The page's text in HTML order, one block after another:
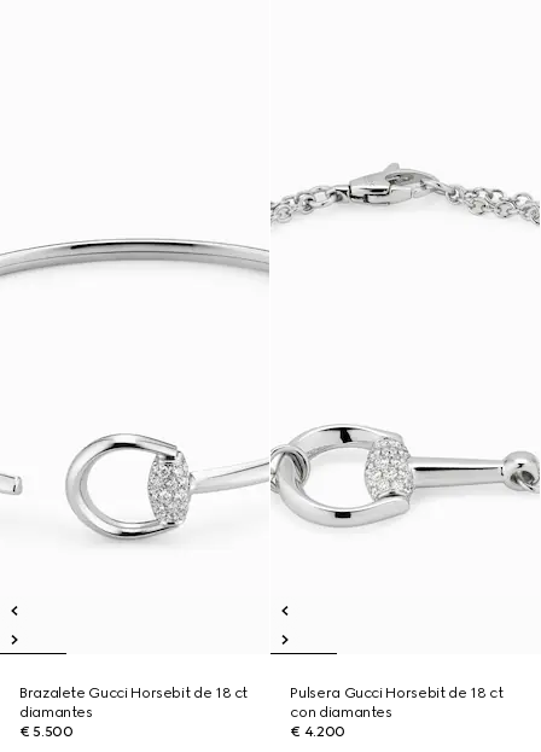
Brazalete Gucci Horsebit de 18 ct
diamantes
€ 5.500
Pulsera Gucci Horsebit de 18 ct
con diamantes
€ 4.200